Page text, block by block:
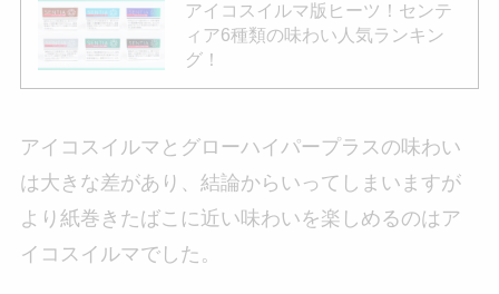
アイコスイルマ版ヒーツ！センテ
ィア6種類の味わい人気ランキン
グ！
アイコスイルマとグローハイパープラスの味わい
は大きな差があり、結論からいってしまいますが
より紙巻きたばこに近い味わいを楽しめるのはア
イコスイルマでした。